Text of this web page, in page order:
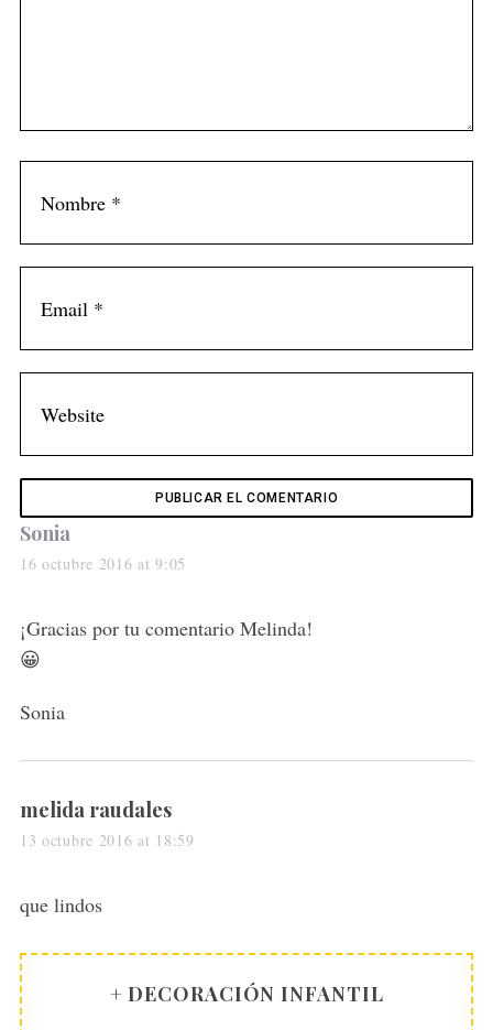
s
a
s
:
Sonia
16 octubre 2016 at 9:05
¡Gracias por tu comentario Melinda!
😀
Sonia
s
a
s
melida raudales
13 octubre 2016 at 18:59
que lindos
+ DECORACIÓN INFANTIL